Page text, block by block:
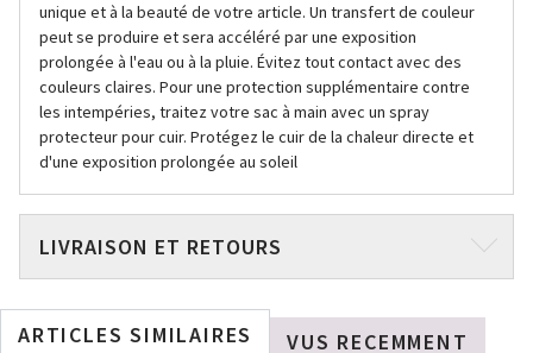
unique et à la beauté de votre article. Un transfert de couleur
peut se produire et sera accéléré par une exposition
prolongée à l'eau ou à la pluie. Évitez tout contact avec des
couleurs claires. Pour une protection supplémentaire contre
les intempéries, traitez votre sac à main avec un spray
protecteur pour cuir. Protégez le cuir de la chaleur directe et
d'une exposition prolongée au soleil
LIVRAISON ET RETOURS
ARTICLES SIMILAIRES VUS RECEMMENT